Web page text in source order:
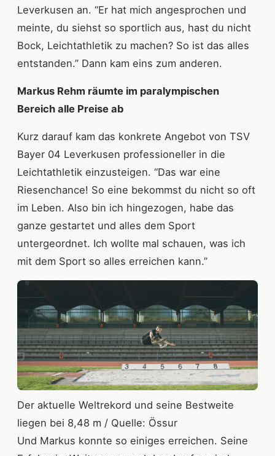
Leverkusen an. “Er hat mich angesprochen und
meinte, du siehst so sportlich aus, hast du nicht
Bock, Leichtathletik zu machen? So ist das alles
entstanden.” Dann kam eins zum anderen.
Markus Rehm räumte im paralympischen
Bereich alle Preise ab
Kurz darauf kam das konkrete Angebot von TSV
Bayer 04 Leverkusen professioneller in die
Leichtathletik einzusteigen. “Das war eine
Riesenchance! So eine bekommst du nicht so oft
im Leben. Also bin ich hingezogen, habe das
ganze gestartet und alles dem Sport
untergeordnet. Ich wollte mal schauen, was ich
mit dem Sport so alles erreichen kann.”
Der aktuelle Weltrekord und seine Bestweite
liegen bei 8,48 m / Quelle: Össur
Und Markus konnte so einiges erreichen. Seine